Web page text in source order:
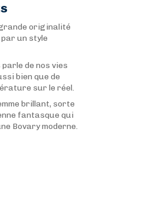
grande originalité
un style
de nos vies
bien que de
sur le réel.
brillant, sorte
fantasque qui
Bovary moderne.